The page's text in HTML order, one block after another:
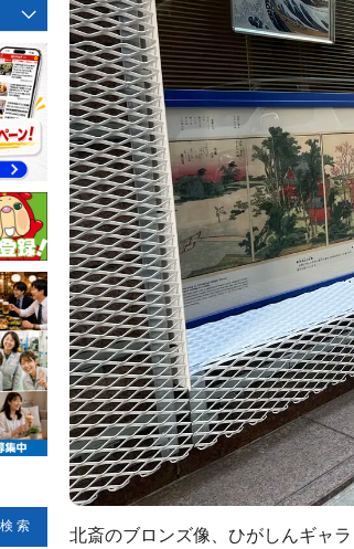
北斎のブロンズ像、ひがしんギャ